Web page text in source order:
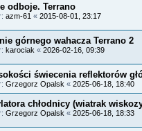
odboje. Terrano
azm-61 « 2015-08-01, 23:17
górnego wahacza Terrano 2
karociak « 2026-02-16, 09:39
świecenia reflektorów
Grzegorz Opalsk « 2025-06-18, 18:40
chłodnicy (wiatrak
Grzegorz Opalsk « 2025-06-18, 18:33